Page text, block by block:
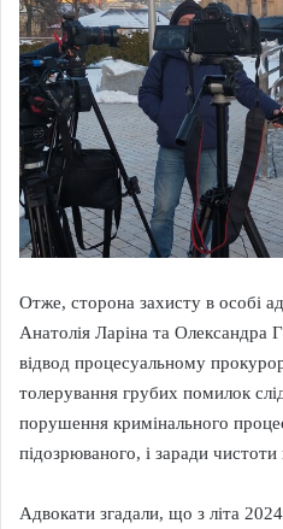
Отже, сторона захисту в особі
Анатолія Ларіна та Олександра
відвод процесуальному
толерування грубих помилок
порушення кримінального
підозрюваного, і заради
Адвокати згадали, що з літа